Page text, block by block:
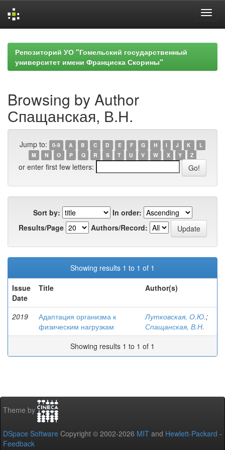
navigationРепозиторий УО "Гомельский государственный
университет имени Франциска Скорины"
Browsing by Author
Спащанская, В.Н.
Jump to: 0-9 A B C D E F G H I J K
L
M
N O P Q R S T U V W X Y Z
or enter first few letters:
Sort by:
In order:
Results/Page
Authors/Record:
Showing results 1 to 1 of 1
Issue
Date
Title Author(s)
2019
Адаптация организма к
физическим нагрузкам
Лутковская, О.Ю.;
Спащанская, В.Н.
Showing results 1 to 1 of 1
Theme by
DSpace Software Copyright © 2002-2026 MIT and Hewlett-Packard -
Feedback